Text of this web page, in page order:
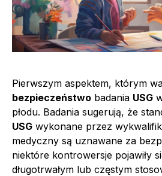
Pierwszym aspektem, którym
bezpieczeństwo badania USG
płodu. Badania sugerują, że
USG wykonane przez
medyczny są uznawane za
niektóre kontrowersje pojawiły
długotrwałym lub częstym